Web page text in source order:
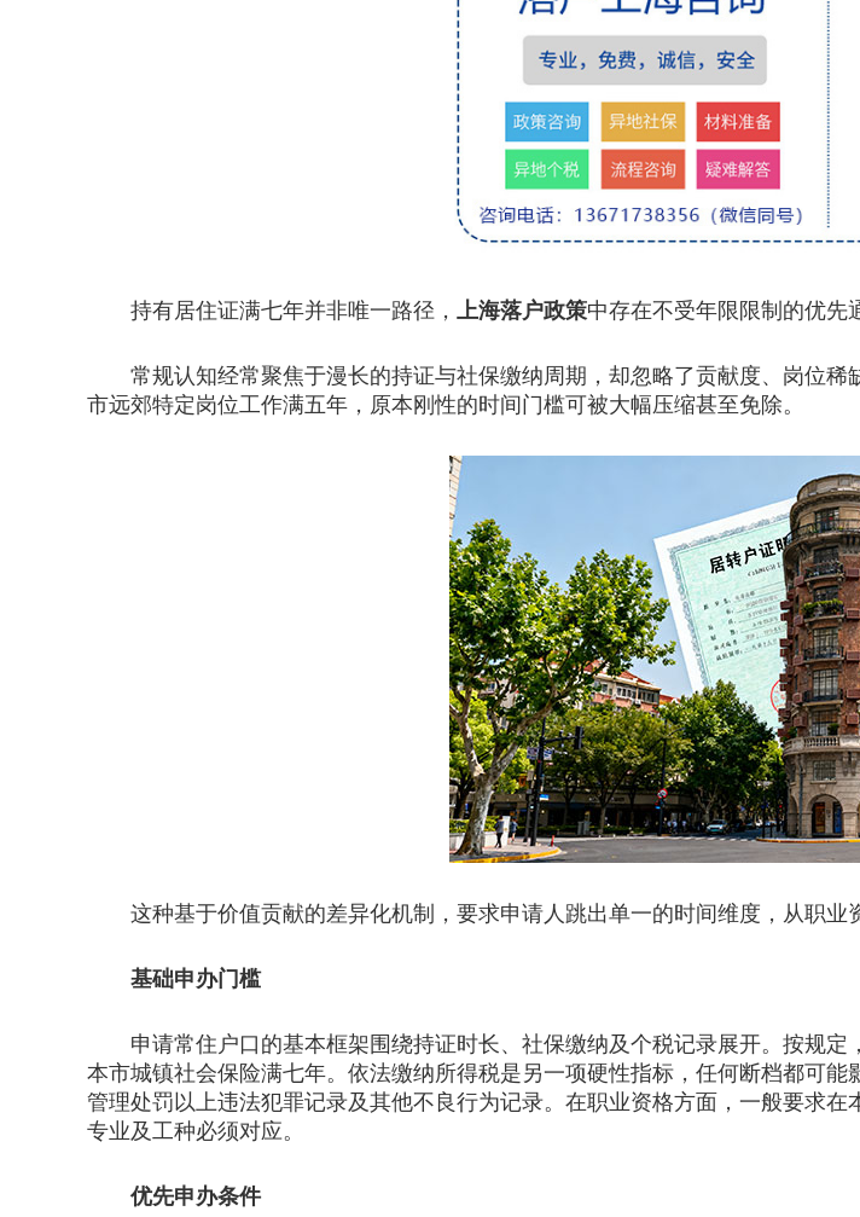
持有居住证满七年并非唯一路径， 上海落户政策中存在不受年限限制的优先
常规认知经常聚焦于漫长的持证与社保缴纳周期，却忽略了贡献度、岗位稀
市远郊特定岗位工作满五年，原本刚性的时间门槛可被大幅压缩甚至免除。
这种基于价值贡献的差异化机制，要求申请人跳出单一的时间维度，从职业
基础申办门槛
申请常住户口的基本框架围绕持证时长、社保缴纳及个税记录展开。按规定
本市城镇社会保险满七年。依法缴纳所得税是另一项硬性指标，任何断档都可
管理处罚以上违法犯罪记录及其他不良行为记录。在职业资格方面，一般要求
专业及工种必须对应。
优先申办条件